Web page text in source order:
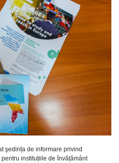
şedința de informare privind
instituțiile de învățământ